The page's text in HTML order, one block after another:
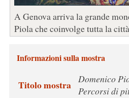
A Genova arriva la grande
Piola che coinvolge tutta la città
Informazioni sulla mostra
Titolo mostra Domenico
Percorsi di